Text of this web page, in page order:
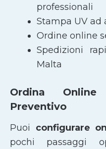
professionali
Stampa UV ad
Ordine online
Spedizioni
Malta
Ordina
Preventivo
Puoi configurare
pochi passaggi